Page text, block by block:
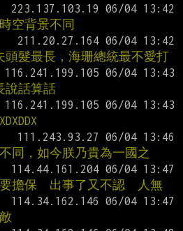
空背景不同
髮最長，海珊總統最不愛打
說話算話
同，如今朕乃貴為一國之
擔保  出事了又不認  人無